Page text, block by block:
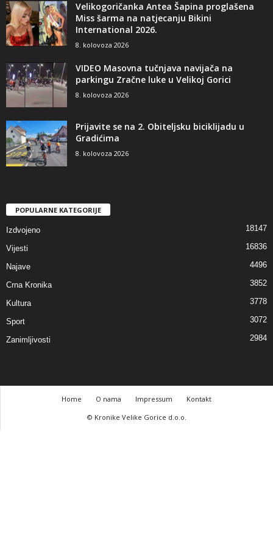
Velikogoričanka Antea Šapina proglašena
Miss šarma na natjecanju Bikini
International 2026.
8. kolovoza 2026
VIDEO Masovna tučnjava navijača na
parkingu Zračne luke u Velikoj Gorici
8. kolovoza 2026
Prijavite se na 2. Obiteljsku biciklijadu u
Gradićima
8. kolovoza 2026
POPULARNE KATEGORIJE
Izdvojeno 18147
Vijesti 16836
Najave 4496
Crna Kronika 3852
Kultura 3778
Sport 3072
Zanimljivosti 2984
Home O nama Impressum
Kontakt
© Kronike Velike Gorice d.o.o.